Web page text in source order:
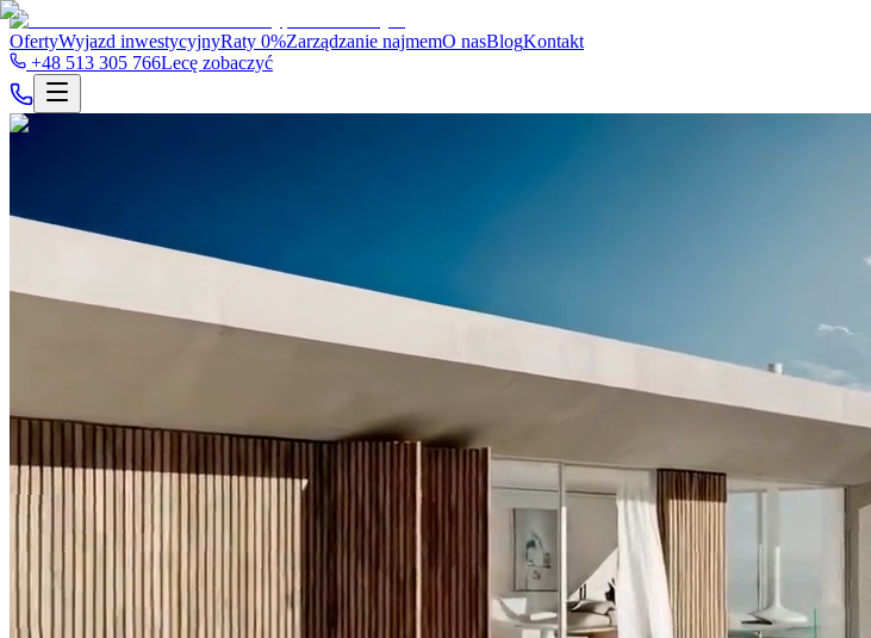
OfertyWyjazd inwestycyjnyRaty 0%Zarządzanie najmemO nasBlogKontakt
+48 513 305 766Lecę zobaczyć